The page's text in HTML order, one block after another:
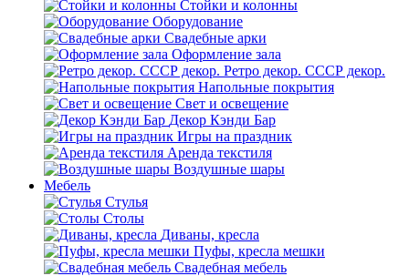
Стойки и колонны
Оборудование
Свадебные арки
Оформление зала
Ретро декор. СССР декор.
Напольные покрытия
Свет и освещение
Декор Кэнди Бар
Игры на праздник
Аренда текстиля
Воздушные шары
Мебель
Стулья
Столы
Диваны, кресла
Пуфы, кресла мешки
Свадебная мебель